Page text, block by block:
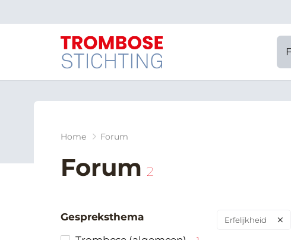
Home Forum
Forum 2
Gespreksthema
Erfelijkheid